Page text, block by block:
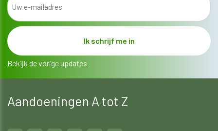
Bekijk de vorige updates
Aandoeningen A tot Z